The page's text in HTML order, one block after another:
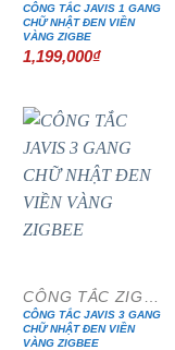
CÔNG TẮC JAVIS 1 GANG
CHỮ NHẬT ĐEN VIỀN
VÀNG ZIGBE
1,199,000₫
CÔNG TẮC JAVIS 3 GANG
CHỮ NHẬT ĐEN VIỀN
VÀNG ZIGBEE